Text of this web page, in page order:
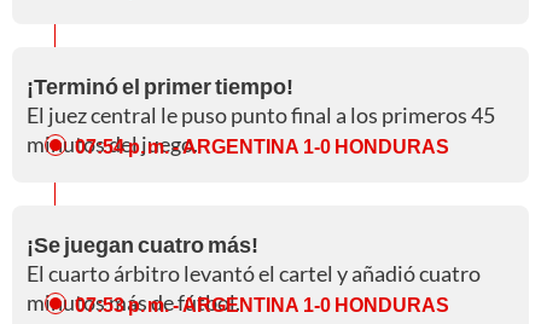
¡Terminó el primer tiempo!
El juez central le puso punto final a los primeros 45
minutos del juego.
07:54 p. m.- ARGENTINA 1-0 HONDURAS
¡Se juegan cuatro más!
El cuarto árbitro levantó el cartel y añadió cuatro
minutos más de fútbol.
07:53 p. m.- ARGENTINA 1-0 HONDURAS